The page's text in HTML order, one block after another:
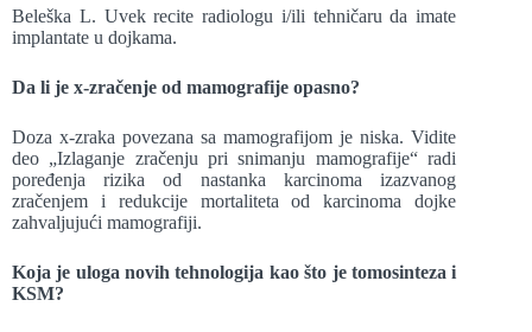
Beleška L. Uvek recite radiologu i/ili tehničaru da imate
implantate u dojkama.
Da li je x-zračenje od mamografije opasno?
Doza x-zraka povezana sa mamografijom je niska. Vidite
deo „Izlaganje zračenju pri snimanju mamografije“ radi
poređenja rizika od nastanka karcinoma izazvanog
zračenjem i redukcije mortaliteta od karcinoma dojke
zahvaljujući mamografiji.
Koja je uloga novih tehnologija kao što je tomosinteza i
KSM?